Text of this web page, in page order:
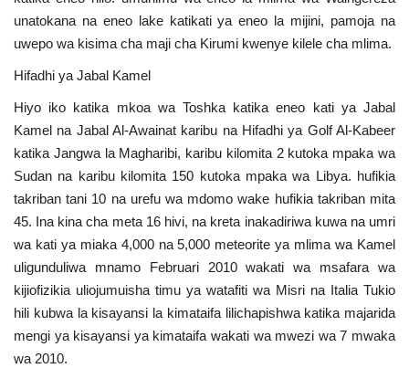
unatokana na eneo lake katikati ya eneo la mijini, pamoja na
uwepo wa kisima cha maji cha Kirumi kwenye kilele cha mlima.
Hifadhi ya Jabal Kamel
Hiyo iko katika mkoa wa Toshka katika eneo kati ya Jabal
Kamel na Jabal Al-Awainat karibu na Hifadhi ya Golf Al-Kabeer
katika Jangwa la Magharibi, karibu kilomita 2 kutoka mpaka wa
Sudan na karibu kilomita 150 kutoka mpaka wa Libya. hufikia
takriban tani 10 na urefu wa mdomo wake hufikia takriban mita
45. Ina kina cha meta 16 hivi, na kreta inakadiriwa kuwa na umri
wa kati ya miaka 4,000 na 5,000 meteorite ya mlima wa Kamel
uligunduliwa mnamo Februari 2010 wakati wa msafara wa
kijiofizikia uliojumuisha timu ya watafiti wa Misri na Italia Tukio
hili kubwa la kisayansi la kimataifa lilichapishwa katika majarida
mengi ya kisayansi ya kimataifa wakati wa mwezi wa 7 mwaka
wa 2010.